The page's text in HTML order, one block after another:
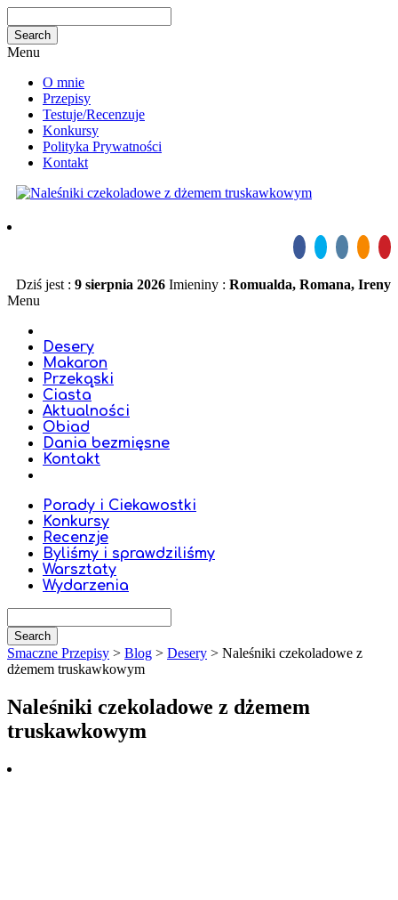
Menu
O mnie
Przepisy
Testuje/Recenzuje
Konkursy
Polityka Prywatności
Kontakt
Dziś jest : 9 sierpnia 2026 Imieniny : Romualda, Romana, Ireny
Menu
Desery
Makaron
Przekąski
Ciasta
Aktualności
Obiad
Dania bezmięsne
Kontakt
Porady i Ciekawostki
Konkursy
Recenzje
Byliśmy i sprawdziliśmy
Warsztaty
Wydarzenia
Smaczne Przepisy > Blog > Desery > Naleśniki czekoladowe z
dżemem truskawkowym
Naleśniki czekoladowe z dżemem
truskawkowym